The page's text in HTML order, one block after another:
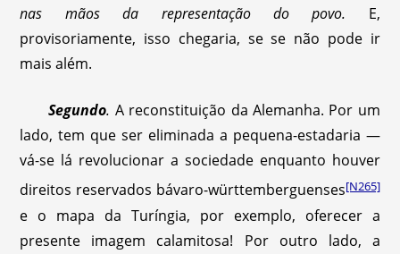
nas mãos da representação do povo. E,
provisoriamente, isso chegaria, se se não pode ir
mais além.
Segundo. A reconstituição da Alemanha. Por um
lado, tem que ser eliminada a pequena-estadaria —
vá-se lá revolucionar a sociedade enquanto houver
direitos reservados bávaro-württemberguenses[N265]
e o mapa da Turíngia, por exemplo, oferecer a
presente imagem calamitosa! Por outro lado, a